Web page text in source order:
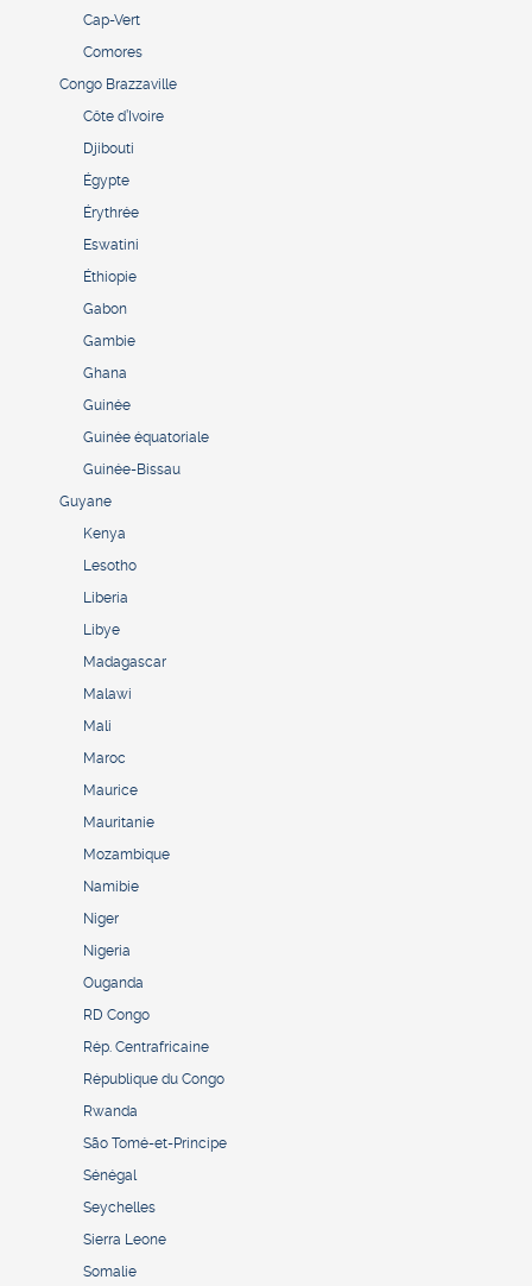
Cap-Vert
Comores
Congo Brazzaville
Côte d’Ivoire
Djibouti
Égypte
Érythrée
Eswatini
Éthiopie
Gabon
Gambie
Ghana
Guinée
Guinée équatoriale
Guinée-Bissau
Guyane
Kenya
Lesotho
Liberia
Libye
Madagascar
Malawi
Mali
Maroc
Maurice
Mauritanie
Mozambique
Namibie
Niger
Nigeria
Ouganda
RD Congo
Rép. Centrafricaine
République du Congo
Rwanda
São Tomé-et-Principe
Sénégal
Seychelles
Sierra Leone
Somalie